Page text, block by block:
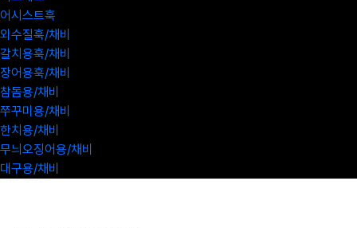
어시스트훅
외수질훅/채비
갈치용훅/채비
장어용훅/채비
참돔용/채비
쭈꾸미용/채비
한치용/채비
무늬오징어용/채비
대구용/채비